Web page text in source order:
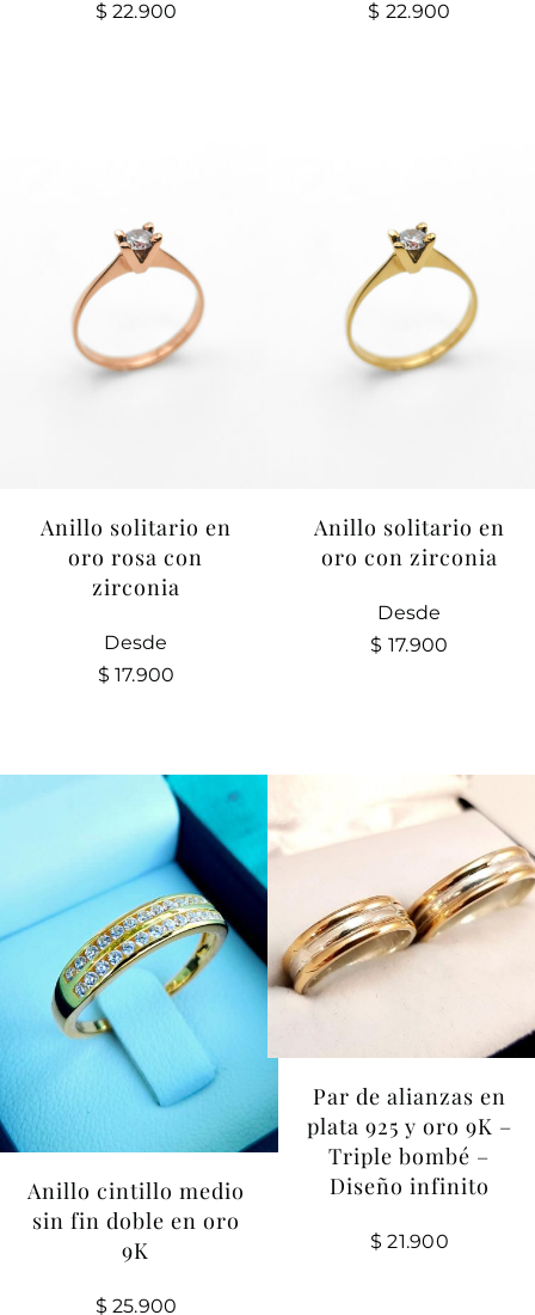
$ 22.900
$ 22.900
Anillo solitario en
oro rosa con
zirconia
Desde
$ 17.900
Anillo solitario en
oro con zirconia
Desde
$ 17.900
Anillo cintillo medio
sin fin doble en oro
9K
$ 25.900
Par de alianzas en
plata 925 y oro 9K –
Triple bombé –
Diseño infinito
$ 21.900